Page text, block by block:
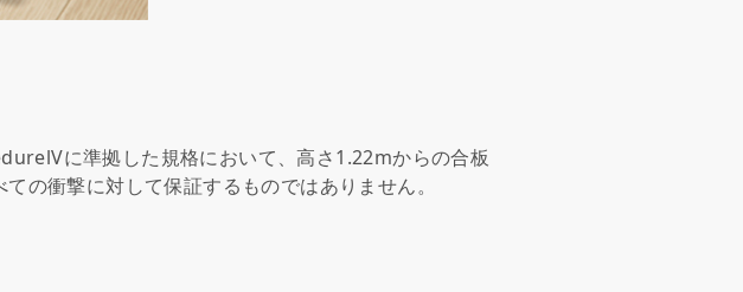
に準拠した規格において、高さ1.22mからの合板
の衝撃に対して保証するものではありません。